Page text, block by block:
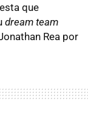
que
dream team
Rea por